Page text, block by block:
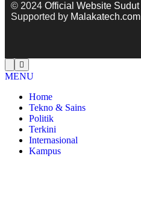
© 2024 Official Website
Supported by Malakatech.com
MENU
Home
Tekno & Sains
Politik
Terkini
Internasional
Kampus